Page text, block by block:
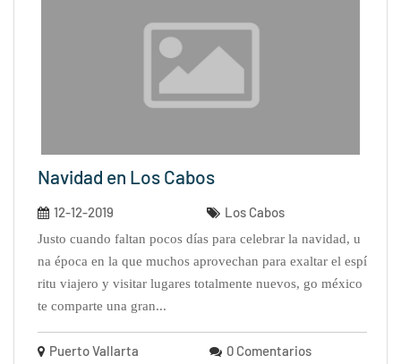
Navidad en Los Cabos
12-12-2019 Los Cabos
justo cuando faltan pocos días para celebrar la navidad, u
na época en la que muchos aprovechan para exaltar el espí
ritu viajero y visitar lugares totalmente nuevos, go méxico
te comparte una gran...
Puerto Vallarta 0 Comentarios